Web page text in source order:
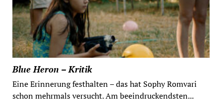
Blue Heron – Kritik
Eine Erinnerung festhalten – das hat Sophy Romvari
schon mehrmals versucht. Am beeindruckendsten...